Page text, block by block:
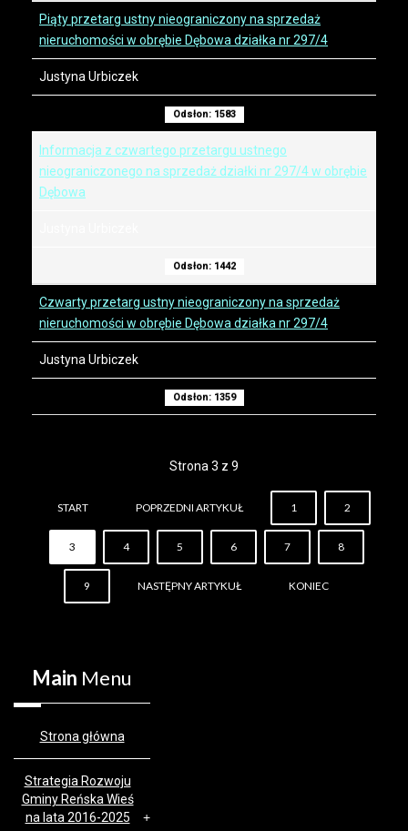
Piąty przetarg ustny nieograniczony na sprzedaż
nieruchomości w obrębie Dębowa działka nr 297/4
Justyna Urbiczek
Odsłon: 1583
Informacja z czwartego przetargu ustnego
nieograniczonego na sprzedaż działki nr 297/4 w obrębie
Dębowa
Odsłon: 1442
Czwarty przetarg ustny nieograniczony na sprzedaż
nieruchomości w obrębie Dębowa działka nr 297/4
Justyna Urbiczek
Odsłon: 1359
Strona 3 z 9
START POPRZEDNI ARTYKUŁ 1 2
3 4 5 6 7 8
9 NASTĘPNY ARTYKUŁ KONIEC
Main Menu
Strona główna
Strategia Rozwoju
Gminy Reńska Wieś
na lata 2016-2025